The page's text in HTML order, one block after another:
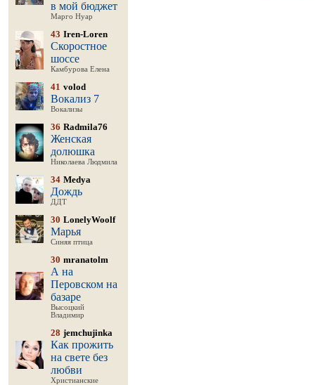
в мой бюджет
Марго Нуар
43 Iren-Loren
Скоростное
шоссе
Камбурова Елена
41 volod
Вокализ 7
Вокализы
36 Radmila76
Женская
долюшка
Николаева Людмила
34 Medya
Дождь
ДДТ
30 LonelyWoolf
Марья
Синяя птица
30 mranatolm
А на
Перовском на
базаре
Высоцкий
Владимир
28 jemchujinka
Как прожить
на свете без
любви
Христианские